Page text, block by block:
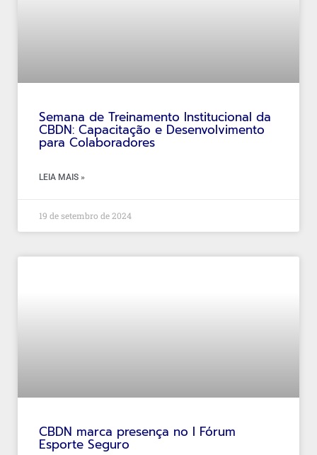
Semana de Treinamento Institucional da
CBDN: Capacitação e Desenvolvimento
para Colaboradores
LEIA MAIS »
19 de setembro de 2024
CBDN marca presença no I Fórum
Esporte Seguro